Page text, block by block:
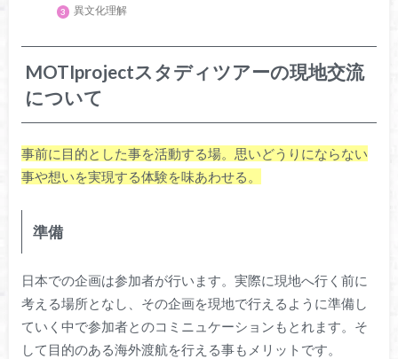
異文化理解
MOTIprojectスタディツアーの現地交流
について
事前に目的とした事を活動する場。思いどうりにならない
事や想いを実現する体験を味あわせる。
準備
日本での企画は参加者が行います。実際に現地へ行く前に
考える場所となし、その企画を現地で行えるように準備し
ていく中で参加者とのコミニュケーションもとれます。そ
して目的のある海外渡航を行える事もメリットです。